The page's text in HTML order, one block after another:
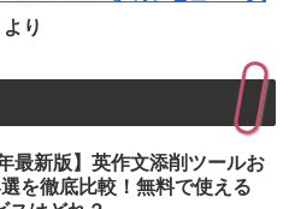
より
最新版】英作文添削ツールお
を徹底比較！無料で使える